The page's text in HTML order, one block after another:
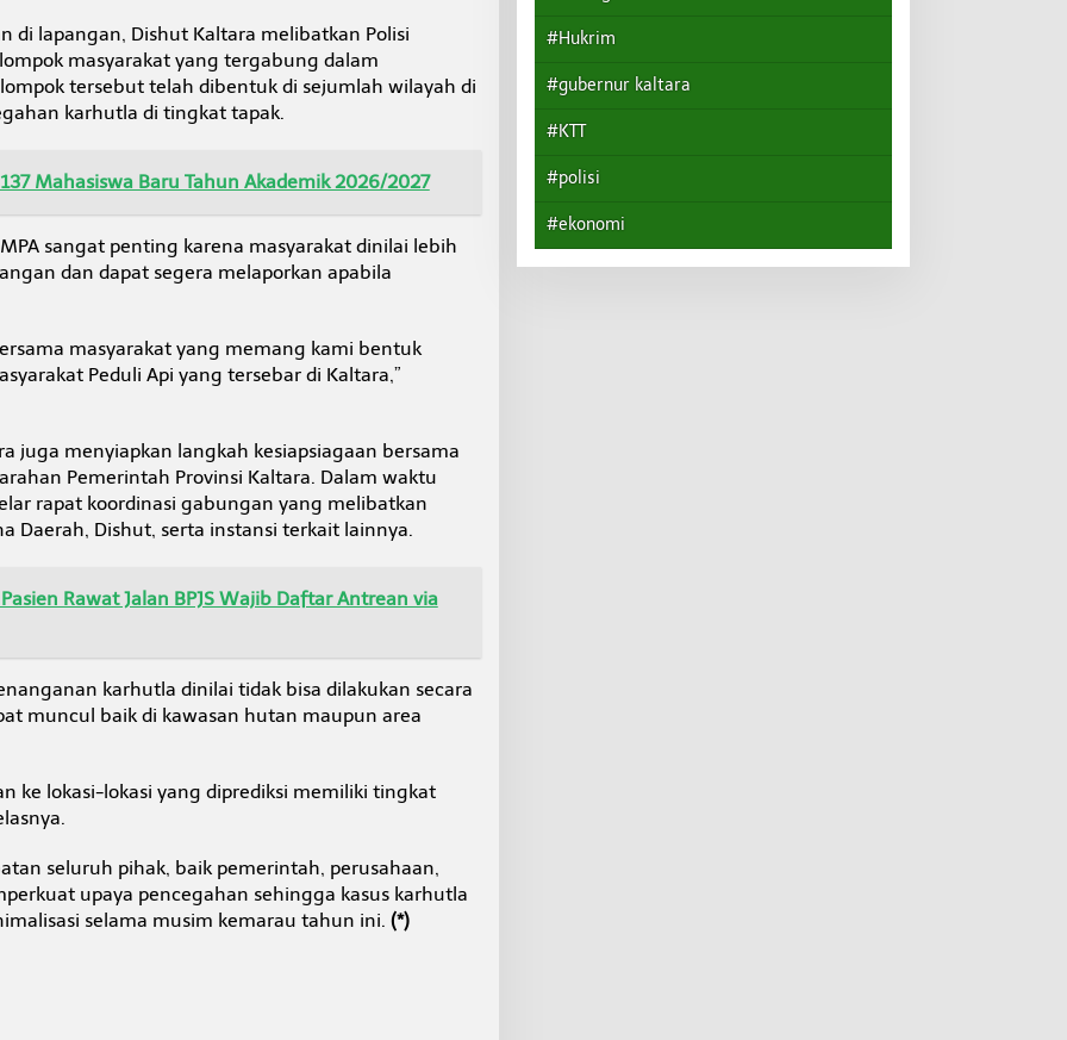
di lapangan, Dishut Kaltara melibatkan Polisi
masyarakat yang tergabung dalam
tersebut telah dibentuk di sejumlah wilayah di
karhutla di tingkat tapak.
Mahasiswa Baru Tahun Akademik 2026/2027
sangat penting karena masyarakat dinilai lebih
dan dapat segera melaporkan apabila
masyarakat yang memang kami bentuk
Peduli Api yang tersebar di Kaltara,”
juga menyiapkan langkah kesiapsiagaan bersama
Pemerintah Provinsi Kaltara. Dalam waktu
rapat koordinasi gabungan yang melibatkan
Daerah, Dishut, serta instansi terkait lainnya.
Rawat Jalan BPJS Wajib Daftar Antrean via
karhutla dinilai tidak bisa dilakukan secara
muncul baik di kawasan hutan maupun area
ke lokasi-lokasi yang diprediksi memiliki tingkat
seluruh pihak, baik pemerintah, perusahaan,
upaya pencegahan sehingga kasus karhutla
selama musim kemarau tahun ini. (*)
#Hukrim
#gubernur kaltara
#KTT
#polisi
#ekonomi